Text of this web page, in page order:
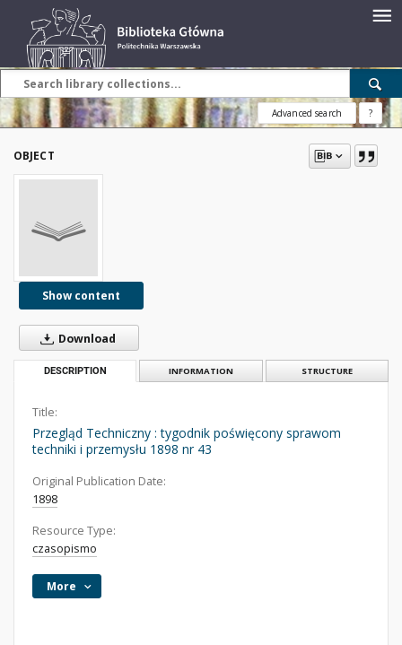
Advanced search ?
OBJECT
Show content
Download
DESCRIPTION INFORMATION STRUCTURE
Title:
Przegląd Techniczny : tygodnik poświęcony sprawom
techniki i przemysłu 1898 nr 43
Original Publication Date:
1898
Resource Type:
czasopismo
More